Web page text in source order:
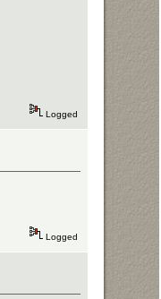
Logged
Logged